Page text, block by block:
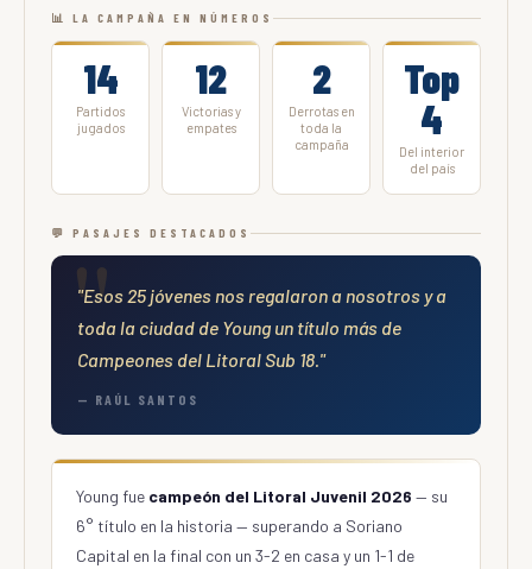
📊 LA CAMPAÑA EN NÚMEROS
14
Partidos
jugados
12
Victorias y
empates
2
Derrotas en
toda la
campaña
Top
4
Del interior
del país
💬 PASAJES DESTACADOS
"Esos 25 jóvenes nos regalaron a nosotros y a
toda la ciudad de Young un título más de
Campeones del Litoral Sub 18."
— RAÚL SANTOS
Young fue campeón del Litoral Juvenil 2026 — su
6° título en la historia — superando a Soriano
Capital en la final con un 3-2 en casa y un 1-1 de